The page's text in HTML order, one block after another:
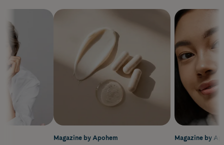
Magazine by
Magazine by Apohem